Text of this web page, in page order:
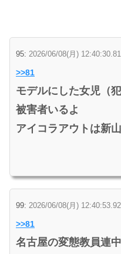
95: 2026/06/08(月)
>>81
モデルにした女児（
被害者いるよ
アイコラアウトは新
99: 2026/06/08(月)
>>81
名古屋の変態教員連